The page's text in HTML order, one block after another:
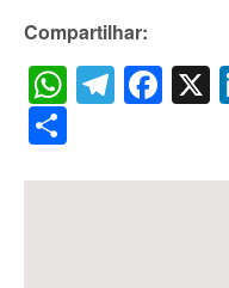
Compartilhar: